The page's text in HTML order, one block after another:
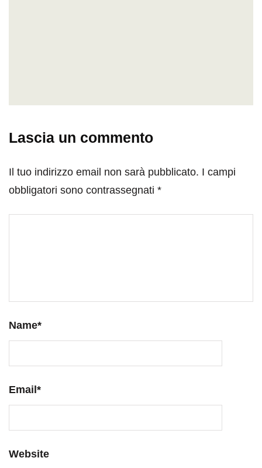
Lascia un commento
Il tuo indirizzo email non sarà pubblicato. I campi
obbligatori sono contrassegnati *
Name*
Email*
Website